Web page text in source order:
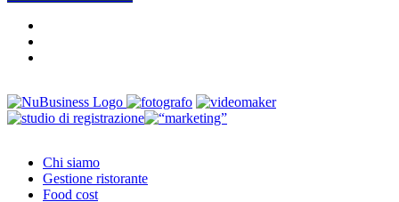
Close
Menu
Chi siamo
Gestione ristorante
Food cost